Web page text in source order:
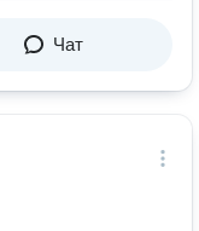
Чат